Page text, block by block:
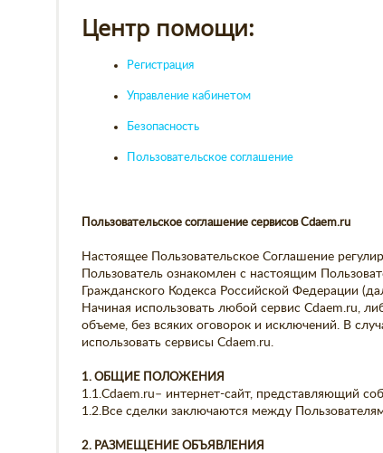
Центр помощи:
Регистрация
Управление кабинетом
Безопасность
Пользовательское соглашение
Пользовательское соглашение сервисов Cdaem.ru
Настоящее Пользовательское Соглашение
Пользователь ознакомлен с настоящим
Гражданского Кодекса Российской Федерации
Начиная использовать любой сервис Cdaem.ru,
объеме, без всяких оговорок и исключений. В
использовать сервисы Cdaem.ru.
1. ОБЩИЕ ПОЛОЖЕНИЯ
1.1.Cdaem.ru– интернет-сайт, представляющий
1.2.Все сделки заключаются между
2. РАЗМЕЩЕНИЕ ОБЪЯВЛЕНИЯ